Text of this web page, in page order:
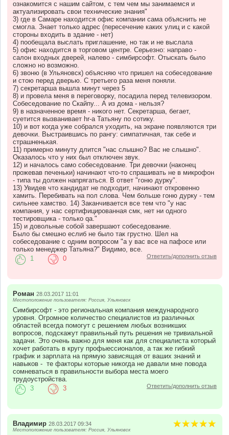
ознакомится с нашим сайтом, с тем чем мы занимаемся и
актуализировать свои технические знания"
3) где в Самаре находится офис компании сама объяснить не
смогла. Знает только адрес (пересечение каких улиц и с какой
стороны входить в здание - нет)
4) пообещала выслать приглашение, но так и не выслала
5) офис находится в торговом центре. Серьезно: направо -
салон входных дверей, налево - симбирсофт. Отыскать было
сложно но возможно.
6) звоню (в Ульяновск) объясняю что пришел на собеседование
и стою перед дверью. С третьего раза меня поняли.
7) секретарша вышла минут через 5
8) и провела меня в переговорку, посадила перед телевизором.
Собеседование по Скайпу... А из дома - нельзя?
9) в назначенное время - никого нет. Секретарша, бегает,
суетится вызванивает hr-а Татьяну по сотику.
10) и вот когда уже собрался уходить, на экране появляются три
девочки. Выстраившись по рангу: симпатичная, так себе и
страшненькая.
11) примерно минуту длится "нас слышно? Вас не слышно".
Оказалось что у них был отключен звук.
12) и началось само собеседование. Три девочки (наконец
прожевав печеньки) начинают что-то спрашивать не в микрофон
- типа ты должен напрягаться. В ответ "гоню дурку".
13) Увидев что кандидат не подходит, начинают откровенно
хамить. Перебивать на пол слова. Чем больше гоню дурку - тем
сильнее хамство. 14) Заканчивается все тем что "у нас
компания, у нас сертифицированная смк, нет ни одного
тестировщика - только qa."
15) и довольные собой завершают собеседование.
Было бы смешно еслиб не было так грустно. Шел на
собеседование с одним вопросом "а у вас все на пафосе или
только менеджер Татьяна?" Видимо, все.
Ответить/дополнить отзыв
1 0
Роман 28.03.2017 11:01
Местоположение пользователя: Россия, Ульяновск
Симбирсофт - это региональная компания международного
уровня. Огромное количество специалистов из различных
областей всегда помогут с решением любых возникших
вопросов, подскажут правильный путь решения не тривиальной
задачи. Это очень важно для меня как для специалиста который
хочет работать в кругу профыессионалов, а так же гибкий
график и зарплата на прямую зависящая от ваших знаний и
навыков - те факторы которые никогда не давали мне повода
сомневаться в правильности выбора места моего
трудоустройства.
Ответить/дополнить отзыв
3 3
Владимир 28.03.2017 09:34
Местоположение пользователя: Россия, Ульяновск